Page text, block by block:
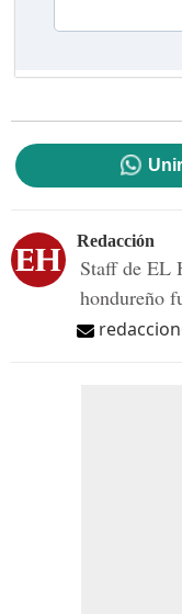
Redacción
Staff de EL
hondureño